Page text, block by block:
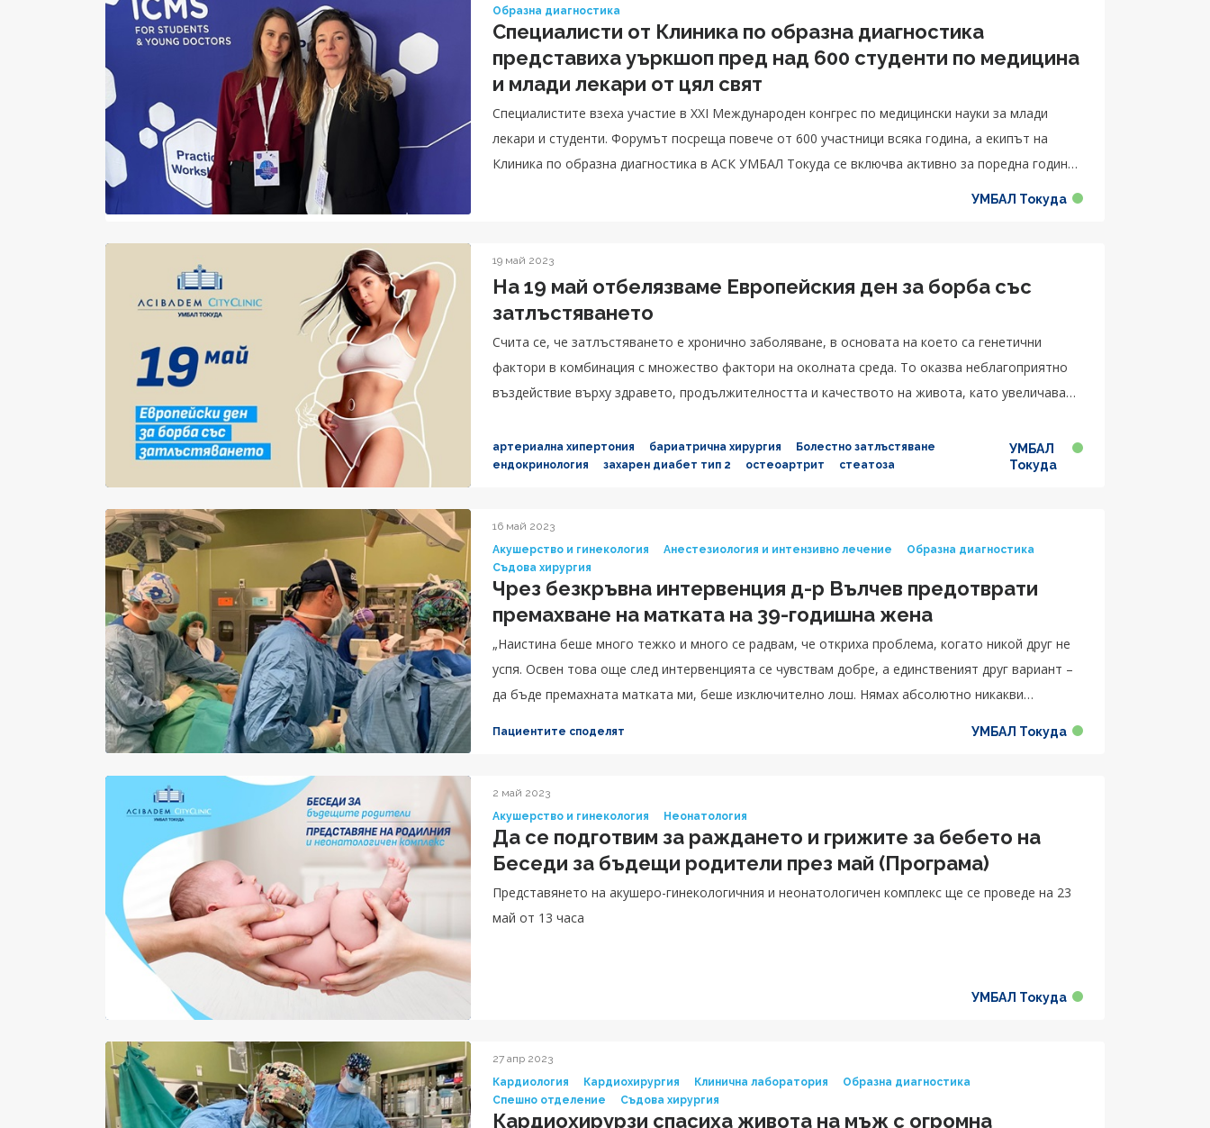
Образна диагностика
Специалисти от Клиника по образна диагностика
представиха уъркшоп пред над 600 студенти по медицина
и млади лекари от цял свят
Специалистите взеха участие в XXI Международен конгрес по медицински науки за млади
лекари и студенти. Форумът посреща повече от 600 участници всяка година, а екипът на
Клиника по образна диагностика в АСК УМБАЛ Токуда се включва активно за поредна година.
УМБАЛ Токуда
19 май 2023
На 19 май отбелязваме Европейския ден за борба със
затлъстяването
Счита се, че затлъстяването е хронично заболяване, в основата на което са генетични
фактори в комбинация с множество фактори на околната среда. То оказва неблагоприятно
въздействие върху здравето, продължителността и качеството на живота, като увеличава
артериална хипертония бариатрична хирургия
Болестно затлъстяване
ендокринология
захарен диабет тип 2 остеоартрит стеатоза
УМБАЛ
Токуда
16 май 2023
Акушерство и гинекология
Анестезиология и интензивно лечение
Образна диагностика
Съдова хирургия
Чрез безкръвна интервенция д-р Вълчев предотврати
премахване на матката на 39-годишна жена
„Наистина беше много тежко и много се радвам, че откриха проблема, когато никой друг не
успя. Освен това още след интервенцията се чувствам добре, а единственият друг вариант –
да бъде премахната матката ми, беше изключително лош. Нямах абсолютно никакви
Човек наистина се чувства в безизходица и отчаян, когато не знае какво му има и никой не
скоро ще проходи и ще трябва да бягам след него, а пък това беше невъзможно преди
процедурата.“, споделя с усмивка Таня.
Пациентите споделят УМБАЛ Токуда
2 май 2023
Акушерство и гинекология
Неонатология
Да се подготвим за раждането и грижите за бебето на
Беседи за бъдещи родители през май (Програма)
Представянето на акушеро-гинекологичния и неонатологичен комплекс ще се проведе на 23
май от 13 часа
УМБАЛ Токуда
27 апр 2023
Кардиология
Кардиохирургия Клинична лаборатория
Образна диагностика
Спешно отделение
Съдова хирургия
Кардиохирурзи спасиха живота на мъж с огромна